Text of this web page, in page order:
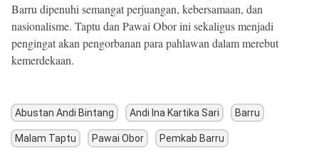
Barru dipenuhi semangat perjuangan, kebersamaan, dan
nasionalisme. Taptu dan Pawai Obor ini sekaligus menjadi
pengingat akan pengorbanan para pahlawan dalam merebut
kemerdekaan.
Abustan Andi Bintang Andi Ina Kartika Sari Barru
Malam Taptu Pawai Obor Pemkab Barru